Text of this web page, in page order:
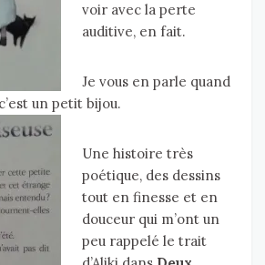
voir avec la perte
auditive, en fait.
Je vous en parle quand
un petit bijou.
Une histoire très
poétique, des dessins
tout en finesse et en
douceur qui m’ont un
peu rappelé le trait